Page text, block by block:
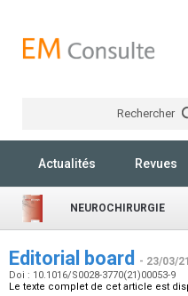
Rechercher
Actualités Revues
NEUROCHIRURGIE
Editorial board - 23/03/21
Doi : 10.1016/S0028-3770(21)00053-9
Le texte complet de cet article est